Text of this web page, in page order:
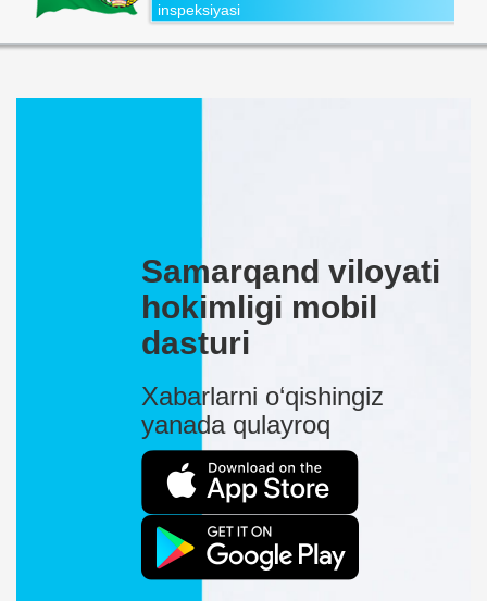
inspeksiyasi
Samarqand viloyati
hokimligi mobil
dasturi
Xabarlarni o‘qishingiz
yanada qulayroq